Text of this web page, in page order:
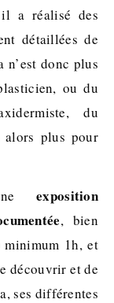
a réalisé des
détaillées de
donc plus
ou du
du
alors plus pour
exposition
, bien
1h, et
découvrir et de
ses différentes